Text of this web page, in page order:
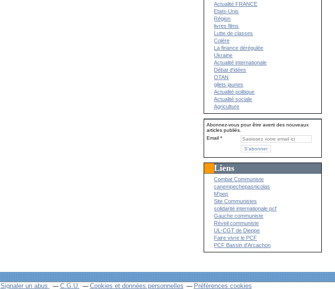
Actualité FRANCE
Etats-Unis
Région
livres films
Lutte de classes
Colère
La finance dérégulée
Ukraine
Actualité internationale
Débat d'idées
OTAN
gilets jaunes
Actualité politique
Actualité sociale
Agriculture
Abonnez-vous pour être averti des nouveaux
articles publiés.
Email
Liens
Combat Communiste
canempechepasnicolas
M'pep
Site Communistes
solidarité internationale pcf
Gauche communiste
Réveil communiste
UL-CGT de Dieppe
Faire vivre le PCF
PCF Bassin d'Arcachon
Signaler un abus C.G.U. Cookies et données personnelles Préférences cookies